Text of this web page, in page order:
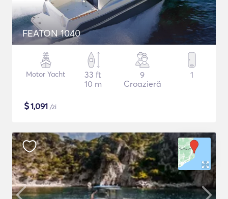
FEATON 1040
Motor Yacht
33 ft
10 m
9
Croazieră
1
$1,091 /zi